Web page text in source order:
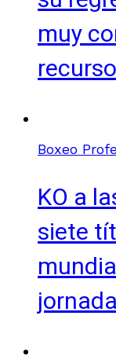
muy
Boxeo
KO a
siete